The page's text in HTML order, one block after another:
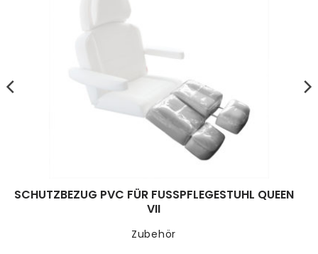
Zubehör
SCHUTZBEZUG PVC FÜR FUSSPFLEGESTUHL QUEEN V
II